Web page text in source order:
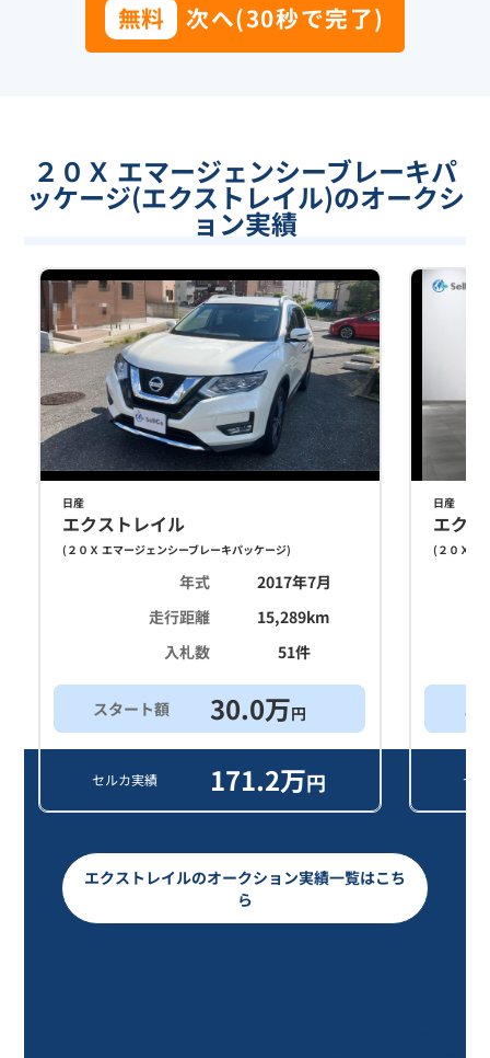
無料 次へ(30秒で完了)
２０Ｘ エマージェンシーブレーキパ
ッケージ(エクストレイル)のオークシ
ョン実績
日産
エクストレイル
( ２０Ｘ エマージェンシーブレーキパッケージ)
年式
2017年7月
走行距離
15,289km
入札数
51件
スタート額 30.0万円
セルカ実績 171.2万円
日産
エク
( ２０Ｘ エ
ス
セ
エクストレイルのオークション実績一覧はこち
ら